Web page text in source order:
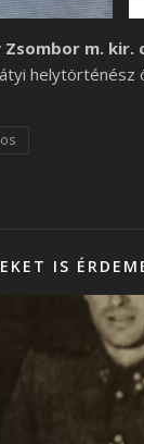
Zsombor m. kir.
IS